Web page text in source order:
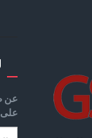
عن
على